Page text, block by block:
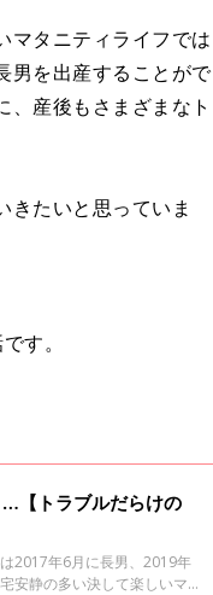
マタニティライフでは
男を出産することがで
、産後もさまざまなト
きたいと思っていま
す。
【トラブルだらけの
2017年6月に長男、2019年
安静の多い決して楽しいマ